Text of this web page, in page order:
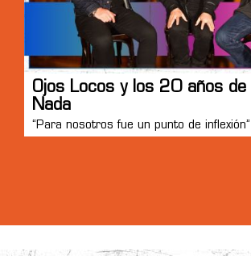
Ojos Locos y los 20 años de
Nada
“Para nosotros fue un punto de